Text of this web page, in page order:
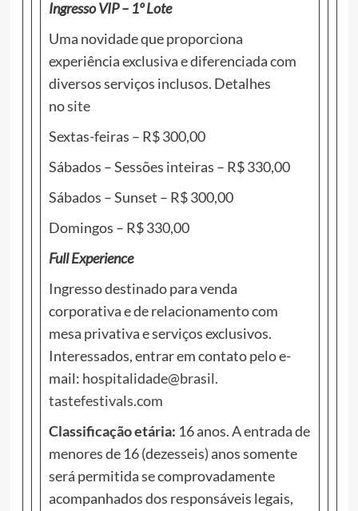
Ingresso VIP – 1º Lote
Uma novidade que proporciona
experiência exclusiva e diferenciada com
diversos serviços inclusos. Detalhes
nosite
Sextas-feiras – R$ 300,00
Sábados – Sessões inteiras – R$ 330,00
Sábados – Sunset – R$ 300,00
Domingos – R$ 330,00
Full Experience
Ingresso destinado para venda
corporativa e de relacionamento com
mesa privativa e serviços exclusivos.
Interessados, entrar em contato pelo e-
mail: hospitalidade@brasil.
tastefestivals.com
Classificação etária: 16 anos. A entrada de
menores de 16 (dezesseis) anos somente
será permitida se comprovadamente
acompanhados dos responsáveis legais,